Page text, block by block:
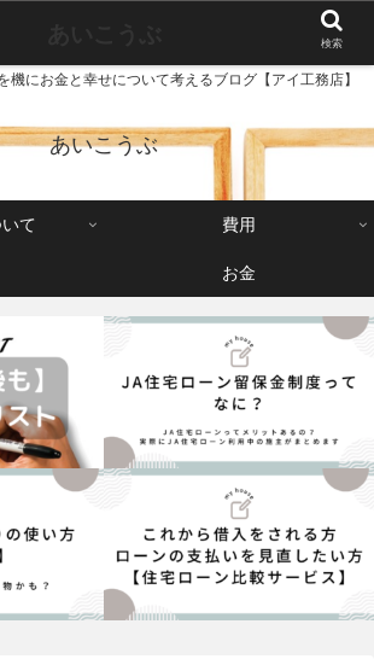
機にお金と幸せについて考えるブログ【アイ工務店】
あいこうぶ
て 費用
お金
検索